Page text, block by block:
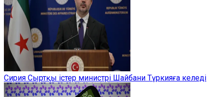
Сирия Сыртқы істер министрі Шайбани Түркияға келеді